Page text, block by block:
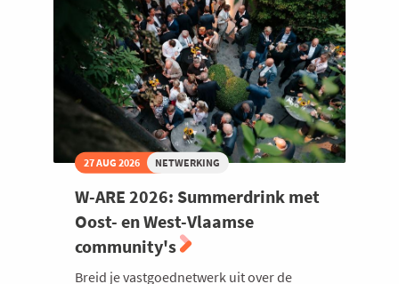
27 AUG 2026 NETWERKING
W-ARE 2026: Summerdrink met
Oost- en West-Vlaamse
community's
Breid je vastgoednetwerk uit over de